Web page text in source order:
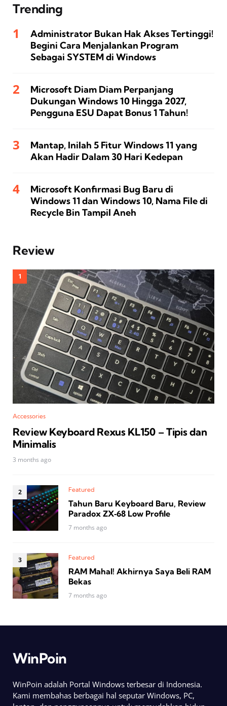
Trending
Administrator Bukan Hak Akses Tertinggi!
Begini Cara Menjalankan Program
Sebagai SYSTEM di Windows
Microsoft Diam Diam Perpanjang
Dukungan Windows 10 Hingga 2027,
Pengguna ESU Dapat Bonus 1 Tahun!
Mantap, Inilah 5 Fitur Windows 11 yang
Akan Hadir Dalam 30 Hari Kedepan
Microsoft Konfirmasi Bug Baru di
Windows 11 dan Windows 10, Nama File di
Recycle Bin Tampil Aneh
Review
Accessories
Review Keyboard Rexus KL150 – Tipis dan
Minimalis
3 months ago
Featured
Tahun Baru Keyboard Baru, Review
Paradox ZX‑68 Low Profile
7 months ago
Featured
RAM Mahal! Akhirnya Saya Beli RAM
Bekas
7 months ago
WinPoin
WinPoin adalah Portal Windows terbesar di Indonesia.
Kami membahas berbagai hal seputar Windows, PC,